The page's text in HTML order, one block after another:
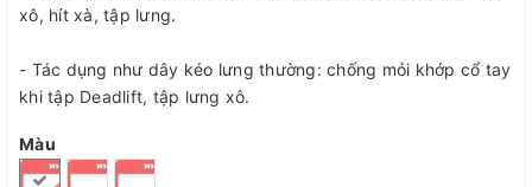
xô, hít xà, tập lưng.
- Tác dụng như dây kéo lưng thường: chống mỏi khớp cổ tay
khi tập Deadlift, tập lưng xô.
Màu